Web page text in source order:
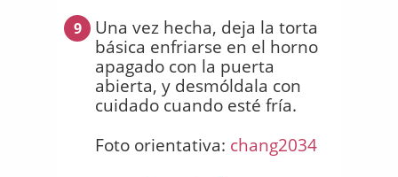
9
Una vez hecha, deja la torta
básica enfriarse en el horno
apagado con la puerta
abierta, y desmóldala con
cuidado cuando esté fría.
Foto orientativa: chang2034